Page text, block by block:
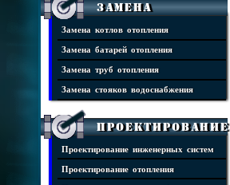
Замена
Замена котлов отопления
Замена батарей отопления
Замена труб отопления
Замена стояков водоснабжения
Проектирование
Проектирование инженерных систем
Проектирование отопления